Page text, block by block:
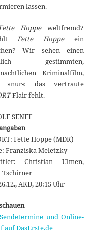
lassen.
Fette Hoppeweltfremd?
Fette Hoppeein
Wir sehen einen
gestimmten,
Kriminalfilm,
»nur« das vertraute
Flair fehlt.
SENFF
Fette Hoppe (MDR)
Franziska Meletzky
Christian Ulmen,
Tschirner
ARD, 20:15 Uhr
und Online-
auf DasErste.de